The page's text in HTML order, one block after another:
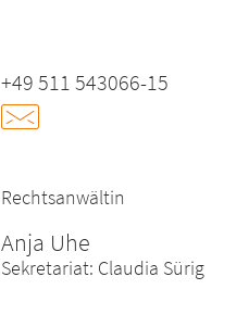
+49 511 543066-15
Rechtsanwältin
Anja Uhe
Sekretariat: Claudia Sürig